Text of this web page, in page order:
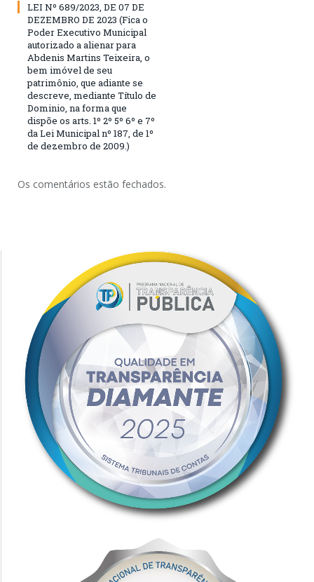
LEI Nº 689/2023, DE 07 DE
DEZEMBRO DE 2023 (Fica o
Poder Executivo Municipal
autorizado a alienar para
Abdenis Martins Teixeira, o
bem imóvel de seu
patrimônio, que adiante se
descreve, mediante Título de
Dominio, na forma que
dispõe os arts. 1º 2º 5º 6º e 7º
da Lei Municipal nº 187, de 1º
de dezembro de 2009.)
Os comentários estão fechados.